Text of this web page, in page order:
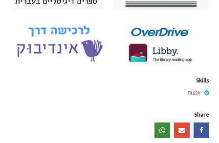
Skills
אמנות
Share